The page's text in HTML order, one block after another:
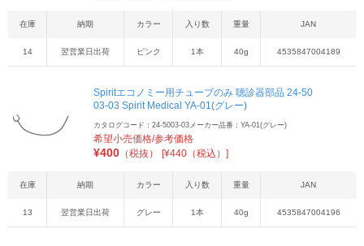
在庫 納期 カラー 入り数 重量 JAN
14 翌営業日出荷 ピンク 1本 40g 4535847004189
Spiritエコノミー用チューブのみ 聴診器部品 24-50
03-03 Spirit Medical YA-01(グレー)
カタログコード：24-5003-03メーカー品番：YA-01(グレー)
希望小売価格/参考価格
¥400 （税抜） [¥440（税込）]
在庫 納期 カラー 入り数 重量 JAN
13 翌営業日出荷 グレー 1本 40g 4535847004196